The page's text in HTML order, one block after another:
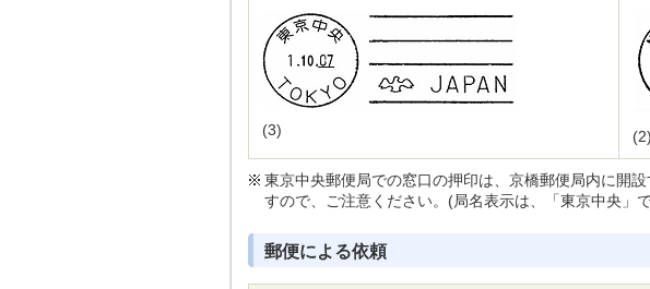
(3) (2)
東京中央郵便局での窓口の押印は、京橋郵便局内に開
すので、ご注意ください。(局名表示は、「東京中央」
郵便による依頼